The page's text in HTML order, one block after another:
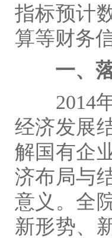
指标预计
算等财务
一、
2014
经济发展
解国有企
济布局与
意义。全
新形势、